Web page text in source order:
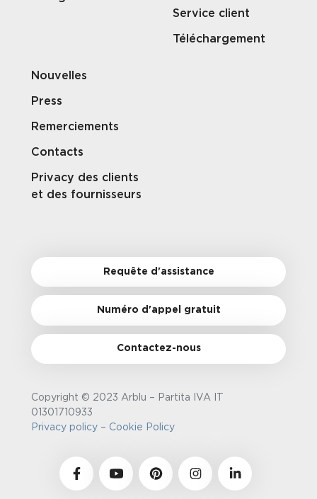
Service client
Téléchargement
Nouvelles
Press
Remerciements
Contacts
Privacy des clients
et des fournisseurs
Requête d'assistance
Numéro d'appel gratuit
Contactez-nous
Copyright © 2023 Arblu – Partita IVA IT
01301710933
Privacy policy – Cookie Policy